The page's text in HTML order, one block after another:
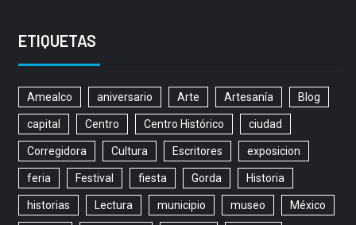
ETIQUETAS
Amealco aniversario Arte Artesanía Blog
capital Centro Centro Histórico ciudad
Corregidora Cultura Escritores exposicion
feria Festival fiesta Gorda Historia
historias Lectura municipio museo México